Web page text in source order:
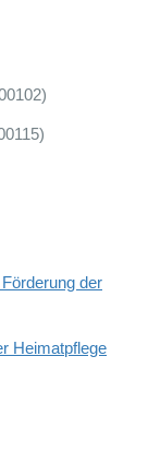
der
Heimatpflege